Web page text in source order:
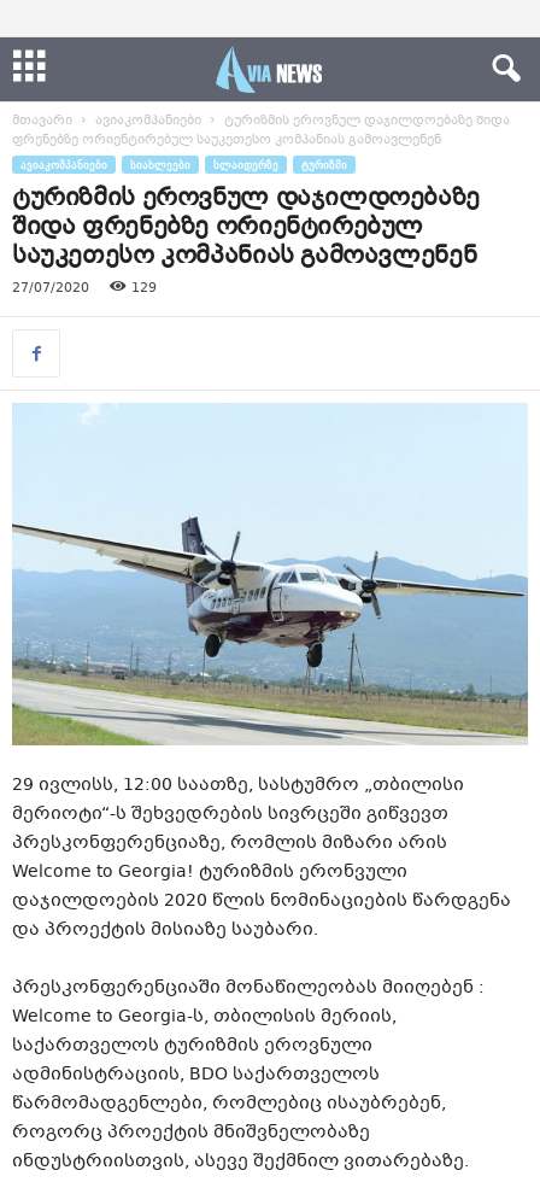
მთავარი ავიაკომპანიები
ტურიზმის ეროვნულ დაჯილდოებაზე შიდა
ფრენებზე ორიენტირებულ საუკეთესო კომპანიას გამოავლენენ
ᲐᲕᲘᲐᲙᲝᲛᲞᲐᲜᲘᲔᲑᲘ ᲡᲘᲐᲮᲚᲔᲔᲑᲘ ᲡᲚᲐᲘᲓᲔᲠᲖᲔ ᲢᲣᲠᲘᲖᲛᲘ
ტურიზმის ეროვნულ დაჯილდოებაზე
შიდა ფრენებზე ორიენტირებულ
საუკეთესო კომპანიას გამოავლენენ
27/07/2020 129
29 ივლისს, 12:00 საათზე, სასტუმრო „თბილისი
მერიოტი“-ს შეხვედრების სივრცეში გიწვევთ
პრესკონფერენციაზე, რომლის მიზარი არის
Welcome to Georgia! ტურიზმის ერონვული
დაჯილდოების 2020 წლის ნომინაციების წარდგენა
და პროექტის მისიაზე საუბარი.
პრესკონფერენციაში მონაწილეობას მიიღებენ :
Welcome to Georgia-ს, თბილისის მერიის,
საქართველოს ტურიზმის ეროვნული
ადმინისტრაციის, BDO საქართველოს
წარმომადგენლები, რომლებიც ისაუბრებენ,
როგორც პროექტის მნიშვნელობაზე
ინდუსტრიისთვის, ასევე შექმნილ ვითარებაზე.